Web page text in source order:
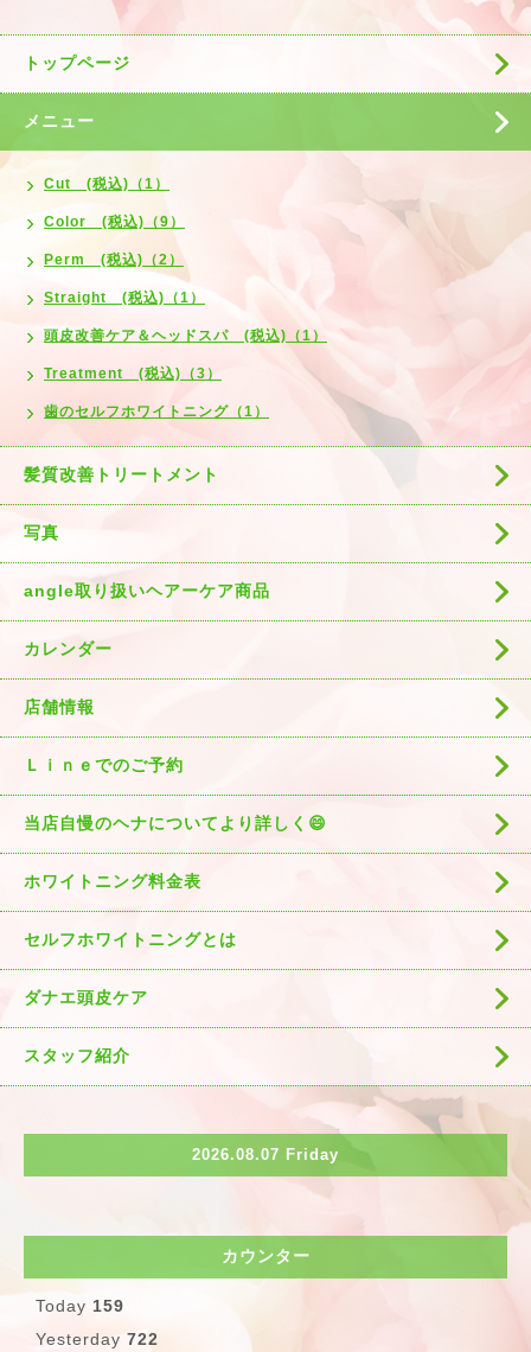
トップページ
メニュー
Cut (税込)（1）
Color (税込)（9）
Perm (税込)（2）
Straight (税込)（1）
頭皮改善ケア＆ヘッドスパ (税込)（1）
Treatment (税込)（3）
歯のセルフホワイトニング（1）
髪質改善トリートメント
写真
angle取り扱いヘアーケア商品
カレンダー
店舗情報
Ｌｉｎｅでのご予約
当店自慢のヘナについてより詳しく😄
ホワイトニング料金表
セルフホワイトニングとは
ダナエ頭皮ケア
スタッフ紹介
2026.08.07 Friday
カウンター
Today 159
Yesterday 722